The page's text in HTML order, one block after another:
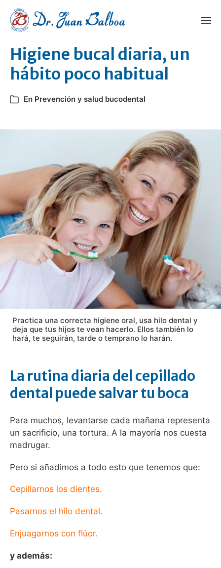
Higiene bucal diaria, un
hábito poco habitual
En Prevención y salud bucodental
Practica una correcta higiene oral, usa hilo dental y
deja que tus hijos te vean hacerlo. Ellos también lo
hará, te seguirán, tarde o temprano lo harán.
La rutina diaria del cepillado
dental puede salvar tu boca
Para muchos, levantarse cada mañana representa
un sacrificio, una tortura. A la mayoría nos cuesta
madrugar.
Pero si añadimos a todo esto que tenemos que:
Cepillarnos los dientes.
Pasarnos el hilo dental.
Enjuagarnos con flúor.
y además: